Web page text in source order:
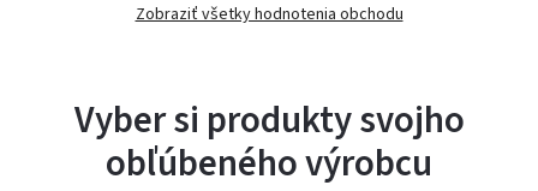
Zobraziť všetky hodnotenia obchodu
Vyber si produkty svojho
obľúbeného výrobcu